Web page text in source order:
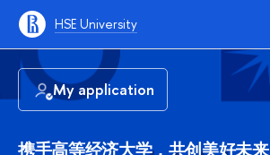
HSE University
My application
携手高等经济大学，共创美好未来